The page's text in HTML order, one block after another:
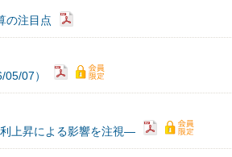
の注目点
07）
上昇による影響を注視―